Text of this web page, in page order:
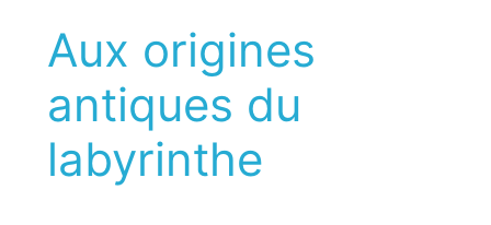
Aux origines
antiques du
labyrinthe